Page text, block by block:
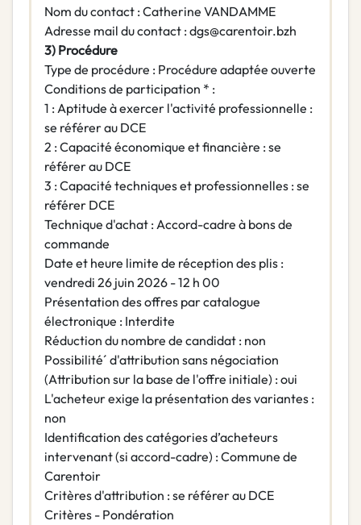
Nom du contact : Catherine VANDAMME
Adresse mail du contact : dgs@carentoir.bzh
3) Procédure
Type de procédure : Procédure adaptée ouverte
Conditions de participation * :
1 : Aptitude à exercer l'activité professionnelle :
se référer au DCE
2 : Capacité économique et financière : se
référer au DCE
3 : Capacité techniques et professionnelles : se
référer DCE
Technique d'achat : Accord-cadre à bons de
commande
Date et heure limite de réception des plis :
vendredi 26 juin 2026 - 12 h 00
Présentation des offres par catalogue
électronique : Interdite
Réduction du nombre de candidat : non
Possibilité´ d'attribution sans négociation
(Attribution sur la base de l'offre initiale) : oui
L'acheteur exige la présentation des variantes :
non
Identification des catégories d’acheteurs
intervenant (si accord-cadre) : Commune de
Carentoir
Critères d'attribution : se référer au DCE
Critères - Pondération